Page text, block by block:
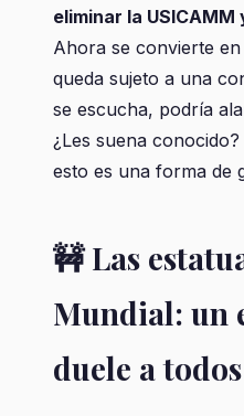
eliminar la
Ahora se convierte
queda sujeto a una
se escucha, podría
¿Les suena
esto es una forma de
🚧 Las
Mundial: un
duele a todos